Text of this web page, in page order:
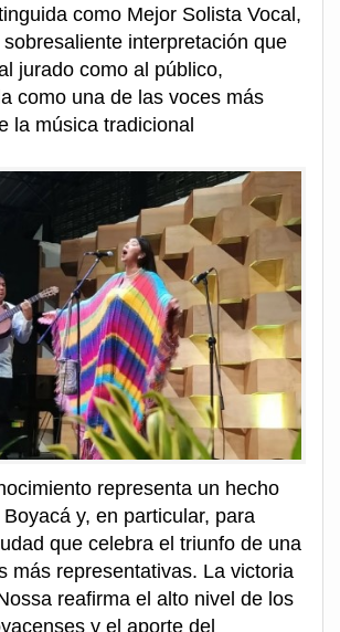
como Mejor Solista Vocal,
interpretación que
jurado como al público,
como una de las voces más
la música tradicional
representa un hecho
y, en particular, para
que celebra el triunfo de una
más representativas. La victoria
reafirma el alto nivel de los
y el aporte del